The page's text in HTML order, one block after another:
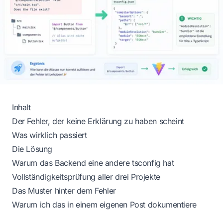
Inhalt
Der Fehler, der keine Erklärung zu haben scheint
Was wirklich passiert
Die Lösung
Warum das Backend eine andere tsconfig hat
Vollständigkeitsprüfung aller drei Projekte
Das Muster hinter dem Fehler
Warum ich das in einem eigenen Post dokumentiere